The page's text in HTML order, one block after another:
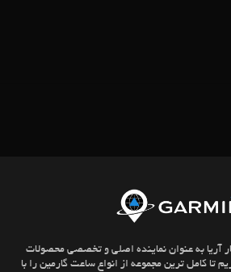
آریا به عنوان نماینده اصلی و تخصصی محصولات
تا کامل ترین مجموعه از انواع ساعت گارمین را با